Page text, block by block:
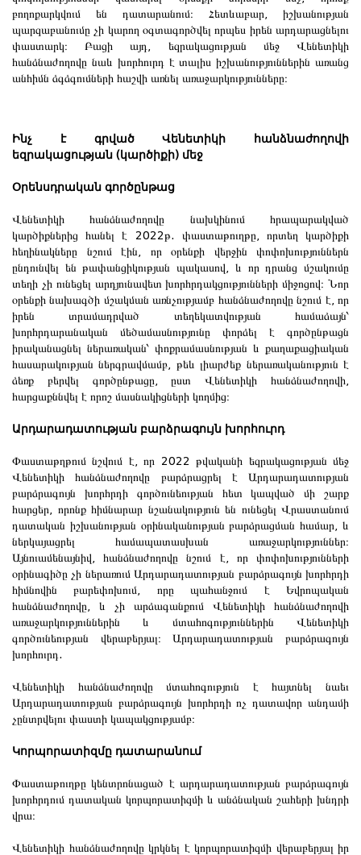
բողոքարկվում են դատարանում։ Հետևաբար, իշխանության
պարզաբանումը չի կարող օգտագործվել որպես իրեն արդարացնելու
փաստարկ։ Բացի այդ, եզրակացության մեջ Վենետիկի
հանձնաժողովը նաև խորհուրդ է տալիս իշխանություններին առանց
անհիմն ձգձգումների հաշվի առնել առաջարկությունները։
Ինչ է գրված Վենետիկի հանձնաժողովի
եզրակացության (կարծիքի) մեջ
Օրենսդրական գործընթաց
Վենետիկի հանձնաժողովը նախկինում հրապարակված
կարծիքներից հանել է 2022թ. փաստաթուղթը, որտեղ կարծիքի
հեղինակները նշում էին, որ օրենքի վերջին փոփոխություններն
ընդունվել են թափանցիկության պակասով, և որ դրանց մշակումը
տեղի չի ունեցել արդյունավետ խորհրդակցությունների միջոցով։ Նոր
օրենքի նախագծի մշակման առնչությամբ հանձնաժողովը նշում է, որ
իրեն տրամադրված տեղեկատվության համաձայն՝
խորհրդարանական մեծամասնությունը փորձել է գործընթացն
իրականացնել ներառական՝ փոքրամասնության և քաղաքացիական
հասարակության ներգրավմամբ, թեև լիարժեք ներառականություն է
ձեռք բերվել գործընթացը, ըստ Վենետիկի հանձնաժողովի,
հարցաքննվել է որոշ մասնակիցների կողմից։
Արդարադատության բարձրագույն խորհուրդ
Փաստաթղթում նշվում է, որ 2022 թվականի եզրակացության մեջ
Վենետիկի հանձնաժողովը բարձրացրել է Արդարադատության
բարձրագույն խորհրդի գործունեության հետ կապված մի շարք
հարցեր, որոնք հիմնարար նշանակություն են ունեցել Վրաստանում
դատական իշխանության օրինականության բարձրացման համար, և
ներկայացրել համապատասխան առաջարկություններ։
Այնուամենայնիվ, հանձնաժողովը նշում է, որ փոփոխությունների
օրինագիծը չի ներառում Արդարադատության բարձրագույն խորհրդի
հիմնովին բարեփոխում, որը պահանջում է Եվրոպական
հանձնաժողովը, և չի արձագանքում Վենետիկի հանձնաժողովի
առաջարկություններին և մտահոգություններին Վենետիկի
գործունեության վերաբերյալ։ Արդարադատության բարձրագույն
խորհուրդ.
Վենետիկի հանձնաժողովը մտահոգություն է հայտնել նաեւ
Արդարադատության բարձրագույն խորհրդի ոչ դատավոր անդամի
չընտրվելու փաստի կապակցությամբ։
Կորպորատիզմը դատարանում
Փաստաթուղթը կենտրոնացած է արդարադատության բարձրագույն
խորհրդում դատական ​​կորպորատիզմի և անձնական շահերի խնդրի
վրա։
Վենետիկի հանձնաժողովը կրկնել է կորպորատիզմի վերաբերյալ իր